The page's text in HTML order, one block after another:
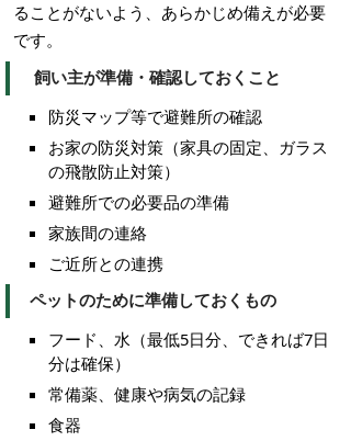
ることがないよう、あらかじめ備えが必要
です。
飼い主が準備・確認しておくこと
防災マップ等で避難所の確認
お家の防災対策（家具の固定、ガラス
の飛散防止対策）
避難所での必要品の準備
家族間の連絡
ご近所との連携
ペットのために準備しておくもの
フード、水（最低5日分、できれば7日
分は確保）
常備薬、健康や病気の記録
食器